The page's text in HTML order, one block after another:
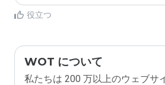
役立つ
WOT について
私たちは 200 万以上のウェブサ